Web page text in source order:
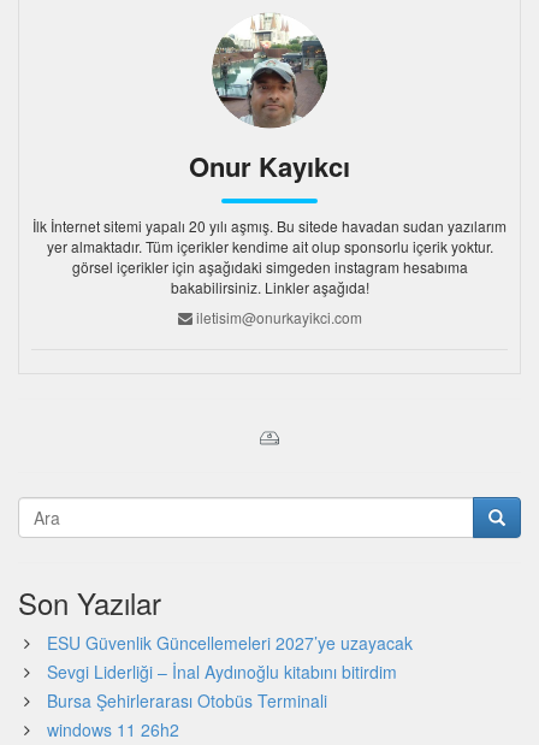
Onur Kayıkcı
İlk İnternet sitemi yapalı 20 yılı aşmış. Bu sitede havadan sudan yazılarım
yer almaktadır. Tüm içerikler kendime ait olup sponsorlu içerik yoktur.
görsel içerikler için aşağıdaki simgeden instagram hesabıma
bakabilirsiniz. Linkler aşağıda!
iletisim@onurkayikci.com
Son Yazılar
ESU Güvenlik Güncellemeleri 2027’ye uzayacak
Sevgi Liderliği – İnal Aydınoğlu kitabını bitirdim
Bursa Şehirlerarası Otobüs Terminali
windows 11 26h2